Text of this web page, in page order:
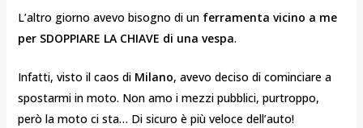
L’altro giorno avevo bisogno di un ferramenta vicino a me
per SDOPPIARE LA CHIAVE di una vespa.
Infatti, visto il caos di Milano, avevo deciso di cominciare a
spostarmi in moto. Non amo i mezzi pubblici, purtroppo,
però la moto ci sta… Di sicuro è più veloce dell’auto!